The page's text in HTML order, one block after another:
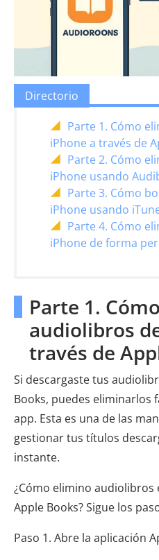
Directorio
Parte 1. Cómo
iPhone a través de
Parte 2. Cómo
iPhone usando
Parte 3. Cómo
iPhone usando
Parte 4. Cómo
iPhone de forma
Parte 1.
audiolibros
través de
Si descargaste tus
Books, puedes eliminarlos
app. Esta es una de las
gestionar tus títulos
instante.
¿Cómo elimino audiolibros
Apple Books? Sigue los
Paso 1. Abre la aplicación